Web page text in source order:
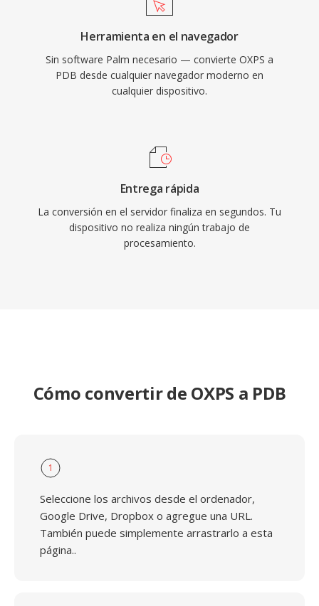
Herramienta en el navegador
Sin software Palm necesario — convierte OXPS a
PDB desde cualquier navegador moderno en
cualquier dispositivo.
Entrega rápida
La conversión en el servidor finaliza en segundos. Tu
dispositivo no realiza ningún trabajo de
procesamiento.
Cómo convertir de OXPS a PDB
1
Seleccione los archivos desde el ordenador,
Google Drive, Dropbox o agregue una URL.
También puede simplemente arrastrarlo a esta
página..